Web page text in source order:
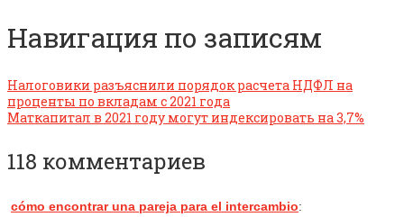
Навигация по записям
Налоговики разъяснили порядок расчета НДФЛ на
проценты по вкладам с 2021 года
Маткапитал в 2021 году могут индексировать на 3,7%
118 комментариев
cómo encontrar una pareja para el intercambio: